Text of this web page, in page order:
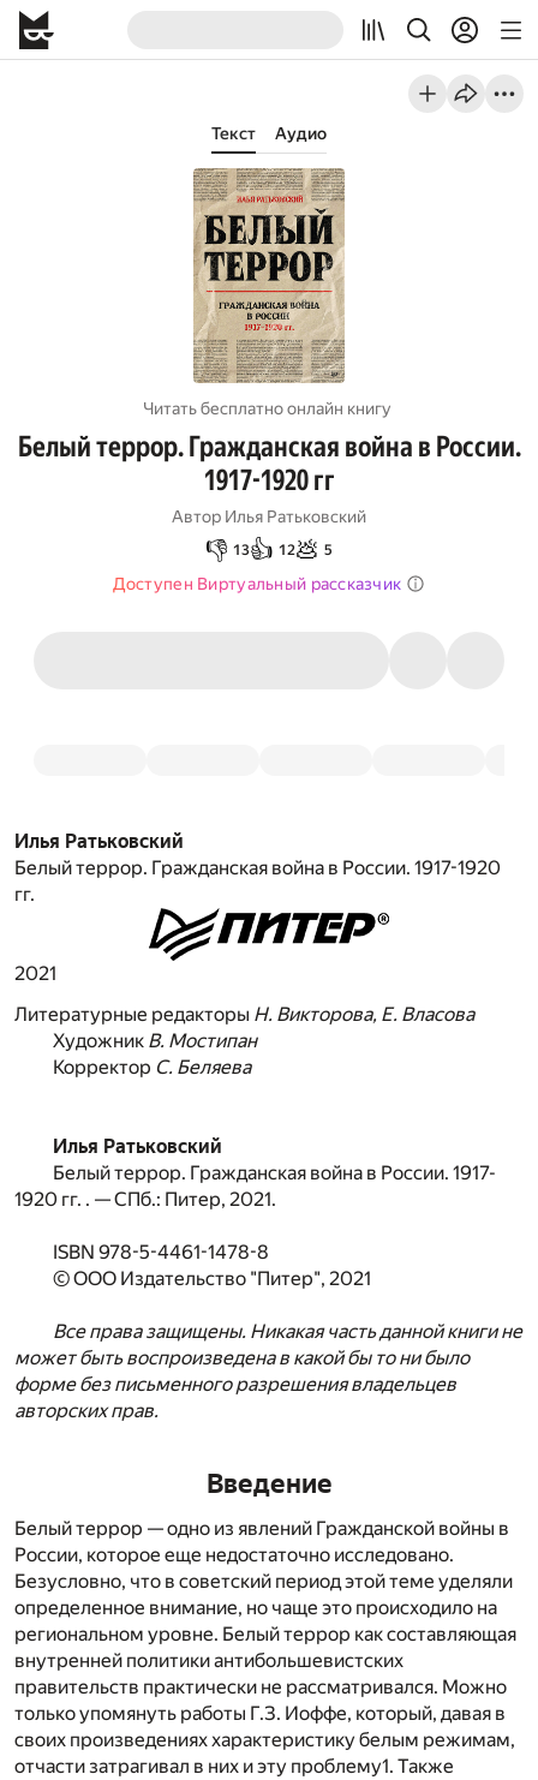
Текст Аудио
Читать бесплатно онлайн книгу
Белый террор. Гражданская война в России.
1917-1920 гг
Автор Илья Ратьковский
👎 13👍 12💩 5
Доступен Виртуальный рассказчик
Илья Ратьковский
Белый террор. Гражданская война в России. 1917-1920
гг.
2021
Литературные редакторы Н. Викторова, Е. Власова
Художник В. Мостипан
Корректор С. Беляева
Илья Ратьковский
Белый террор. Гражданская война в России. 1917-
1920 гг. . — СПб.: Питер, 2021.
ISBN 978-5-4461-1478-8
©ООО Издательство "Питер", 2021
Все права защищены. Никакая часть данной книги не
может быть воспроизведена в какой бы то ни было
форме без письменного разрешения владельцев
авторских прав.
Введение
Белый террор — одно из явлений Гражданской войны в
России, которое еще недостаточно исследовано.
Безусловно, что в советский период этой теме уделяли
определенное внимание, но чаще это происходило на
региональном уровне. Белый террор как составляющая
внутренней политики антибольшевистских
правительств практически не рассматривался. Можно
только упомянуть работы Г.З. Иоффе, который, давая в
своих произведениях характеристику белым режимам,
отчасти затрагивал в них и эту проблему1. Также